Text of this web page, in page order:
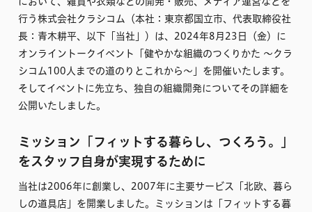
行う株式会社クラシコム（本社：東京都国立市、代表取締役社
長：青木耕平、以下「当社」）は、2024年8月23日（金）に
オンライントークイベント「健やかな組織のつくりかた 〜クラ
シコム100人までの道のりとこれから〜」を開催いたします。
そしてイベントに先立ち、独自の組織開発についてその詳細を
公開いたしました。
ミッション「フィットする暮らし、つくろう。」
をスタッフ自身が実現するために
当社は2006年に創業し、2007年に主要サービス「北欧、暮ら
しの道具店」を開業しました。ミッションは「フィットする暮